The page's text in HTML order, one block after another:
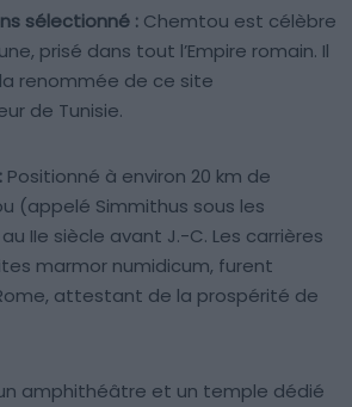
sélectionné : Chemtou est célèbre
prisé dans tout l’Empire romain. Il
renommée de ce site
de Tunisie.
Positionné à environ 20 km de
(appelé Simmithus sous les
IIe siècle avant J.-C. Les carrières
marmor numidicum, furent
attestant de la prospérité de
amphithéâtre et un temple dédié